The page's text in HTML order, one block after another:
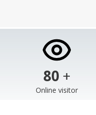
103 +
Online visitor